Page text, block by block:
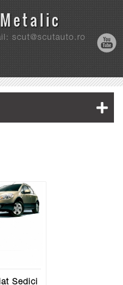
scut@scutauto.ro
Sedici